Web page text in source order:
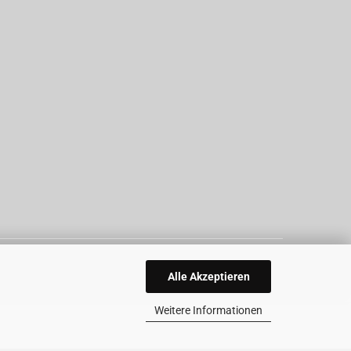
Alle Akzeptieren
Weitere Informationen